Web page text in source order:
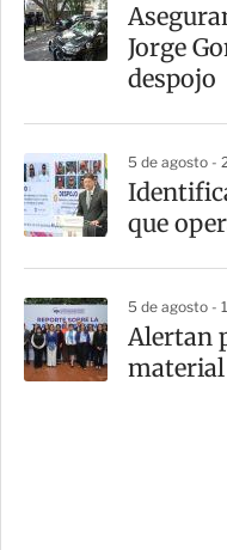
Jorge
despojo
5 de agosto -
que
5 de agosto -
Alertan